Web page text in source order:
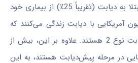
حدود 1 نفر از هر 4 نفر مبتلا به دیابت (تقریباً 25٪) از بیماری خود
بیش از 38 میلیون آمریکایی با دیابت زندگی می‌کنند که
اکثریت آن‌ها مبتلا به دیابت نوع 2 هستند. علاوه بر این، بیش از
در مرحله پیش‌دیابت هستند، به این